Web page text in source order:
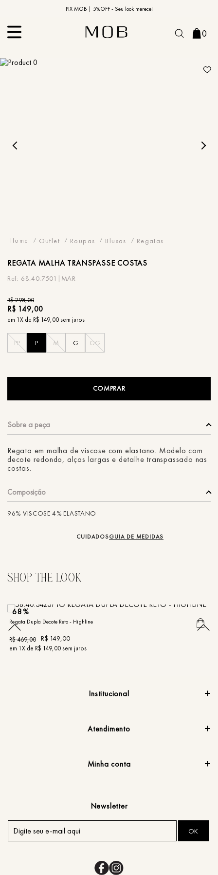
PIX MOB | 5%OFF - Seu look merece!
10% OFF na primeira compra | Cupom: BEMVINDO10*
0
Outlet Roupas Blusas Regatas
REGATA MALHA TRANSPASSE COSTAS
68.40.7501|MAR
R$298,00
R$ 149,00
em 1X de R$ 149,00sem juros
PP P M G GG
COMPRAR
Regata em malha de viscose com elastano. Modelo com
decote redondo, alças largas e detalhe transpassado nas
costas.
Composição
96% VISCOSE 4% ELASTANO
CUIDADOSGUIA DE MEDIDAS
68%
Regata Dupla Decote Reto - Highline
R$469,00 R$ 149,00
em 1X de R$ 149,00sem juros
Institucional
Atendimento
Minha conta
Newsletter
OK